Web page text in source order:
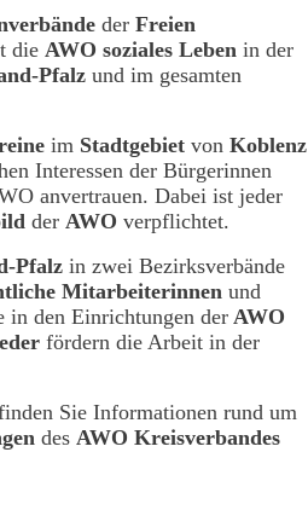
der Freien
die AWO soziales Leben in der
Pfalz und im gesamten
im Stadtgebiet von Koblenz
Interessen der Bürgerinnen
anvertrauen. Dabei ist jeder
der AWO verpflichtet.
Pfalz in zwei Bezirksverbände
Mitarbeiterinnen und
in den Einrichtungen der AWO
fördern die Arbeit in der
Sie Informationen rund um
des AWO Kreisverbandes